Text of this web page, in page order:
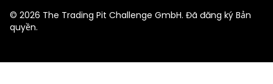
© 2026 The Trading Pit Challenge GmbH. Đã đăng ký Bản
quyền.